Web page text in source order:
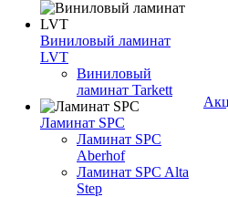
Виниловый ламинат
LVT
Виниловый
ламинат Tarkett
Ламинат SPC
Ламинат SPC
Aberhof
Ламинат SPC Alta
Step